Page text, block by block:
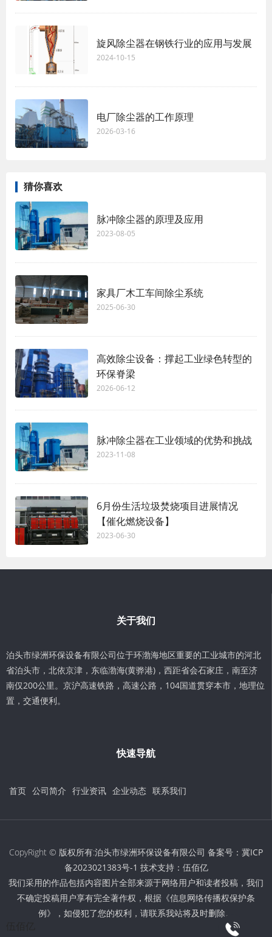
旋风除尘器在钢铁行业的应用与发展
2024-10-15
电厂除尘器的工作原理
2026-03-16
猜你喜欢
脉冲除尘器的原理及应用
2023-08-05
家具厂木工车间除尘系统
2025-06-30
高效除尘设备：撑起工业绿色转型的
环保脊梁
2026-06-12
脉冲除尘器在工业领域的优势和挑战
2023-11-08
6月份生活垃圾焚烧项目进展情况
【催化燃烧设备】
2023-06-30
关于我们
泊头市绿洲环保设备有限公司位于环渤海地区重要的工业城市的河北
省泊头市，北依京津，东临渤海(黄骅港)，西距省会石家庄，南至济
南仅200公里。京沪高速铁路，高速公路，104国道贯穿本市，地理位
置，交通便利。
快速导航
首页 公司简介 行业资讯 企业动态 联系我们
CopyRight © 版权所有:泊头市绿洲环保设备有限公司 备案号： 冀ICP
备2023021383号-1 技术支持： 伍佰亿
我们采用的作品包括内容图片全部来源于网络用户和读者投稿，我们
不确定投稿用户享有完全著作权，根据《信息网络传播权保护条
例》，如侵犯了您的权利，请联系我站将及时删除。